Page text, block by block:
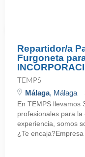
Repartidor/a
Furgoneta
TEMPS
Málaga, Málaga
En TEMPS llevamos
profesionales para
experiencia, somos
¿Te encaja?Empresa